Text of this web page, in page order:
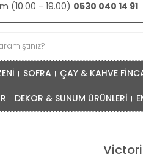
(10.00 - 19.00) 0530 040 14 91
SOFRA ÇAY & KAHVE
DEKOR & SUNUM ÜRÜNLERİ